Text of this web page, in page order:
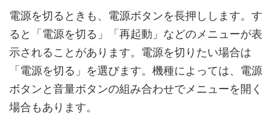
電源を切るときも、電源ボタンを長押しします。す
ると「電源を切る」「再起動」などのメニューが表
示されることがあります。電源を切りたい場合は
「電源を切る」を選びます。機種によっては、電源
ボタンと音量ボタンの組み合わせでメニューを開く
場合もあります。